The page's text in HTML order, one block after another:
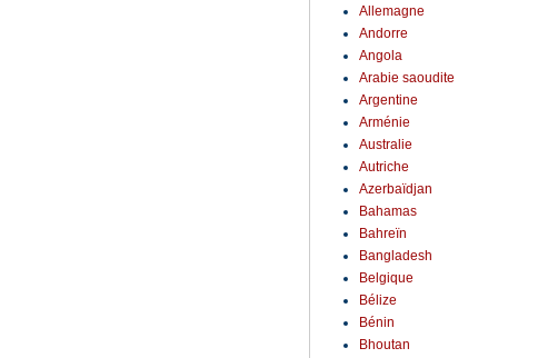
Allemagne
Andorre
Angola
Arabie saoudite
Argentine
Arménie
Australie
Autriche
Azerbaïdjan
Bahamas
Bahreïn
Bangladesh
Belgique
Bélize
Bénin
Bhoutan